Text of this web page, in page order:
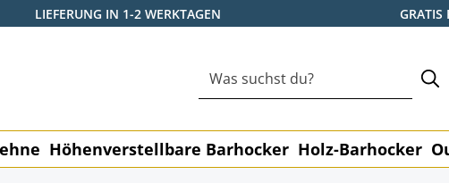
LIEFERUNG IN 1-2 WERKTAGEN GRATIS
Höhenverstellbare Barhocker Holz-Barhocker